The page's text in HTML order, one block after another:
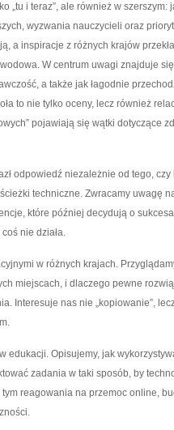
„tu i teraz”, ale również w szerszym:
wyzwania nauczycieli oraz
a inspiracje z różnych krajów
W centrum uwagi znajduje
a także jak łagodnie
to nie tylko oceny, lecz również
pojawiają się wątki dotyczące
odpowiedź niezależnie od tego,
techniczne. Zwracamy uwagę
które później decydują o
nie działa.
w różnych krajach.
miejscach, i dlaczego pewne
Interesuje nas nie „kopiowanie”,
edukacji. Opisujemy, jak
zadania w taki sposób, by
reagowania na przemoc online,